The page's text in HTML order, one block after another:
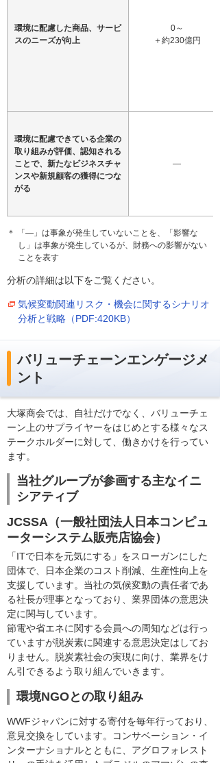
環境に配慮した商品、サービ
スのニーズが向上
0～
＋約230億円
環境に配慮できている企業の
取り組みが評価、認知される
ことで、新たなビジネスチャ
ンスや新規顧客の獲得につな
がる
―
＊ 「―」は事象が発生していないことを、「影響な
し」は事象が発生しているが、財務への影響がない
ことを表す
分析の詳細は以下をご覧ください。
気候変動関連リスク・機会に関するシナリオ
分析と戦略（PDF:420KB）
バリューチェーンエンゲージメ
ント
大塚商会では、自社だけでなく、バリューチェ
ーン上のサプライヤーをはじめとする様々なス
テークホルダーに対して、働きかけを行ってい
ます。
当社グループが参画する主なイニ
シアティブ
JCSSA（一般社団法人日本コンピュ
ーターシステム販売店協会）
「ITで日本を元気にする」をスローガンにした
団体で、日本企業のコスト削減、生産性向上を
支援しています。当社の気候変動の責任者であ
る社長が理事となっており、業界団体の意思決
定に関与しています。
節電や省エネに関する会員への周知などは行っ
ていますが脱炭素に関連する意思決定はしてお
りません。脱炭素社会の実現に向け、業界をけ
ん引できるよう取り組んでいきます。
環境NGOとの取り組み
WWFジャパンに対する寄付を毎年行っており、
意見交換をしています。コンサベーション・イ
ンターナショナルとともに、アグロフォレスト